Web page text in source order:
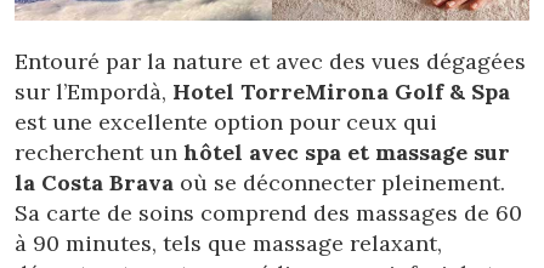
Entouré par la nature et avec des vues dégagées
sur l’Empordà, Hotel TorreMirona Golf & Spa
est une excellente option pour ceux qui
recherchent un hôtel avec spa et massage sur
la Costa Brava où se déconnecter pleinement.
Sa carte de soins comprend des massages de 60
à 90 minutes, tels que massage relaxant,